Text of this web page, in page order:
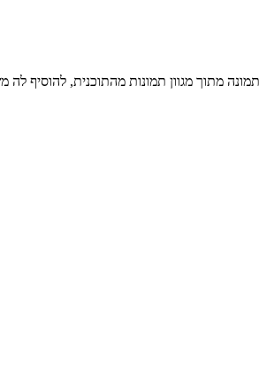
מתוך מגוון תמונות מהתוכנית, להוסיף